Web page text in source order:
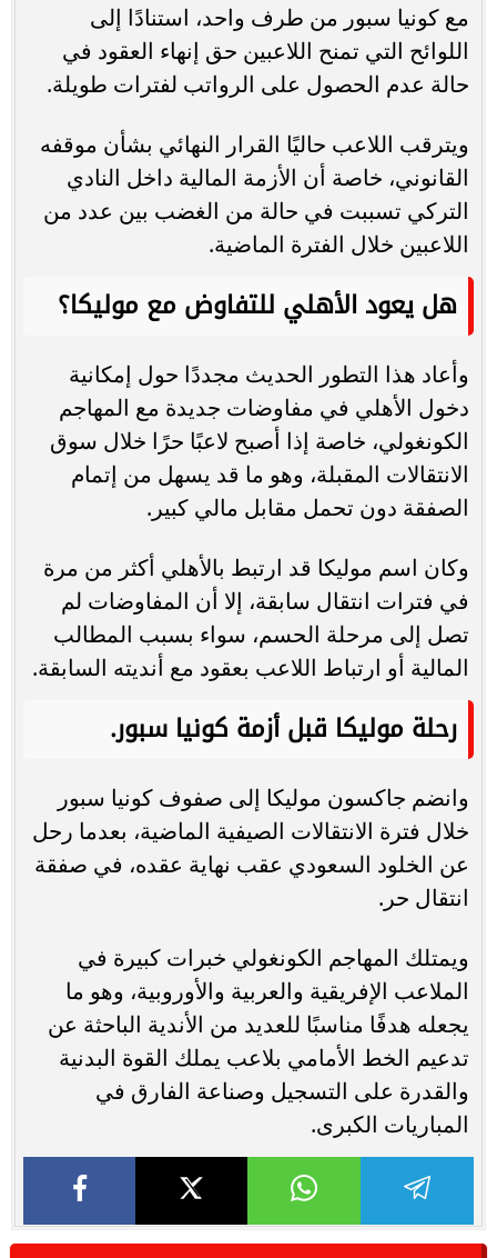
مع كونيا سبور من طرف واحد، استنادًا إلى
اللوائح التي تمنح اللاعبين حق إنهاء العقود في
حالة عدم الحصول على الرواتب لفترات طويلة.
ويترقب اللاعب حاليًا القرار النهائي بشأن موقفه
القانوني، خاصة أن الأزمة المالية داخل النادي
التركي تسببت في حالة من الغضب بين عدد من
اللاعبين خلال الفترة الماضية.
هل يعود الأهلي للتفاوض مع موليكا؟
وأعاد هذا التطور الحديث مجددًا حول إمكانية
دخول الأهلي في مفاوضات جديدة مع المهاجم
الكونغولي، خاصة إذا أصبح لاعبًا حرًا خلال سوق
الانتقالات المقبلة، وهو ما قد يسهل من إتمام
الصفقة دون تحمل مقابل مالي كبير.
وكان اسم موليكا قد ارتبط بالأهلي أكثر من مرة
في فترات انتقال سابقة، إلا أن المفاوضات لم
تصل إلى مرحلة الحسم، سواء بسبب المطالب
المالية أو ارتباط اللاعب بعقود مع أنديته السابقة.
رحلة موليكا قبل أزمة كونيا سبور.
وانضم جاكسون موليكا إلى صفوف كونيا سبور
خلال فترة الانتقالات الصيفية الماضية، بعدما رحل
عن الخلود السعودي عقب نهاية عقده، في صفقة
انتقال حر.
ويمتلك المهاجم الكونغولي خبرات كبيرة في
الملاعب الإفريقية والعربية والأوروبية، وهو ما
يجعله هدفًا مناسبًا للعديد من الأندية الباحثة عن
تدعيم الخط الأمامي بلاعب يملك القوة البدنية
والقدرة على التسجيل وصناعة الفارق في
المباريات الكبرى.